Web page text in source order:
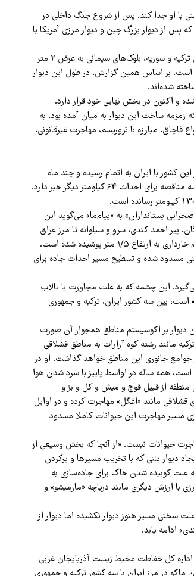
با او جدا کند. پس از شروع جنگ داخلی در
دیوار کشید؛ دیواری که پس از دیوار بزرگ چین و دیوار مرزی آمریکا با
همان زمان، روزنامه «صباح» در ترکیه گزارش داده بود که در دیوار مرزی ترکیه و سوریه، بلوک‌های سیمانی به عرض ۲ متر
شده است. بر اساس همین گزارش، در طول این دیوار
و اکنون در بخش نهایی خود قرار دارد.
ساخت این دیوار به میان آمده بود، به
قاچاق، مبارزه با تروریسم، مهاجرت غیرقانونی،
که ساخت دیوار ۸۱ کیلومتری در مرز این کشور با ایران به اتمام رسیده و چند ماه
بعدش محمد امین بیلمز، استاندار و جانشین شهردار «وان» از برگزاری سه مناقصه برای احداث 64 کیلومتر دیگر خبر دارد.
پستانداران» به «پیام‌ما» می‌گوید این
پیر احمد کندی، سرو و سیلوانه تا مرز عراق
ادامه دارد. ارتفاع این دیوار بتنی حدود ۲/۵ متر است و وروى آن با سیم خارداری به ارتفاع ۱/۵ متر پوشیده شده است.
دیوار بتنی مسدود شده و تسطیح مسیر احداث جاده برای
این چشمه که به علت مجاورت با تالاب
بین سه کشور ایران، ترکیه و جمهوری
دیوار بر اکوسیستم مناطق همجوار آن صورت
مانند رشته کوه آرارات به مناطق قشلاقی
جوامع جانوری این مناطق خواهد گذاشت. او در
همه ساله در اواسط پاییز با سرد شدن هوا
منطقه از قبیل قوچ و میش و کل و بز و
مانند «اغگل» مهاجرت کرده و در اوایل
مسیر مهاجرت این حیوانات کاملا مسدود
حیوانات نیست. «از آنجا که بخش وسیعی از
دیوار بتنی که با تخریب مسیرها و پرکردن
علت کوبیده شدن خاک برای جاده‌سازی به
با ارزش دیگری مانند دریاچه «مارمیشو» و
سختی مسیر هنوز دیوار نکشیده اما دیوار از
ادامه یابد.
اداره کل حفاظت محیط زیست آذربایجان غربی